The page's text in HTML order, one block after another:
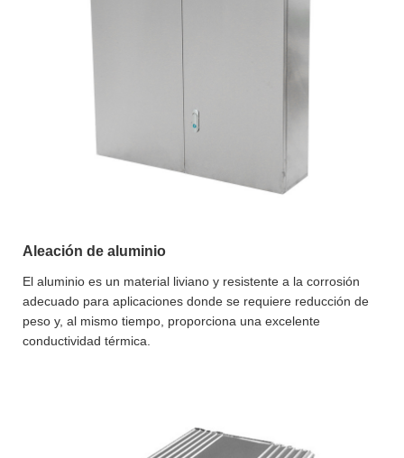
Aleación de aluminio
El aluminio es un material liviano y resistente a la corrosión
adecuado para aplicaciones donde se requiere reducción de
peso y, al mismo tiempo, proporciona una excelente
conductividad térmica.